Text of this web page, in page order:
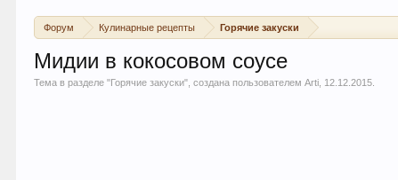
Форум Кулинарные рецепты Горячие закуски
Мидии в кокосовом соусе
Тема в разделе "Горячие закуски", создана пользователемArti 12.12.2015